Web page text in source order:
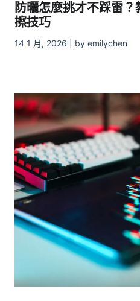
防曬怎麼挑才不踩雷
擦技巧
14 1 月, 2026 | by emilychen